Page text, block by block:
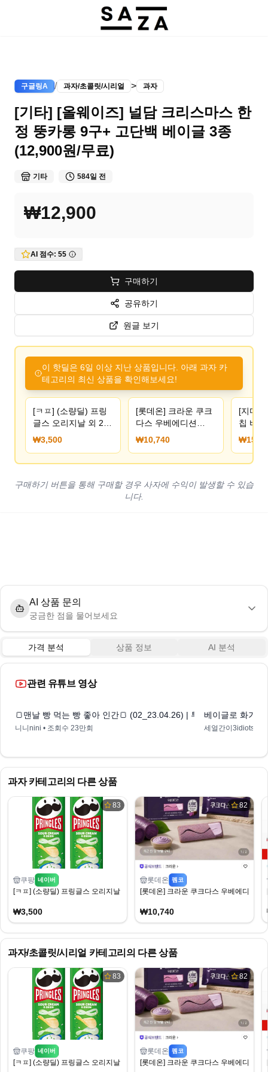
구글링A / 과자/초콜릿/시리얼 > 과자
[기타] [올웨이즈] 널담 크리스마스 한
정 뚱카롱 9구+ 고단백 베이글 3종
(12,900원/무료)
기타 584일 전
₩12,900
AI 점수: 55
구매하기
공유하기
원글 보기
이 핫딜은 6일 이상 지난 상품입니다. 아래 과자 카
테고리의 최신 상품을 확인해보세요!
[ㅋㅍ] (소량딜) 프링
글스 오리지날 외 2종
110g, 2개 (3,500원)
₩3,500
[롯데온] 크라운 쿠크
다스 우베에디션
289g x 2개 (10,740
원) (무료)
₩10,740
[지마
칩 바
50g 20
구매하기 버튼을 통해 구매할 경우 사자에 수익이 발생할 수 있습
니다.
AI 상품 문의
궁금한 점을 물어보세요
가격 분석 상품 정보 AI 분석
관련 유튜브 영상
🍞맨날 빵 먹는 빵 좋아 인간🍞 (02_23.04.26) | 투떰즈업 말차 맘
니니nini • 조회수 23만회
베이글로 화가
세얼간이3idiots
과자카테고리의 다른 상품
83
쿠팡 네이버
[ㅋㅍ] (소량딜) 프링글스 오리지날 외 2종 110g, 2개 (3,500원)
₩3,500
82
롯데온 펨코
[롯데온] 크라운 쿠크다스 우베에디션
₩10,740
과자/초콜릿/시리얼 카테고리의 다른 상품
83
쿠팡 네이버
[ㅋㅍ] (소량딜) 프링글스 오리지날 외 2종 110g, 2개 (3,500원)
82
롯데온 펨코
[롯데온] 크라운 쿠크다스 우베에디션